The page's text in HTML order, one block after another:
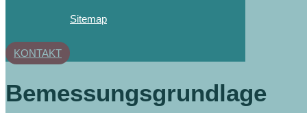
Sitemap
KONTAKT
Bemessungsgrundlage